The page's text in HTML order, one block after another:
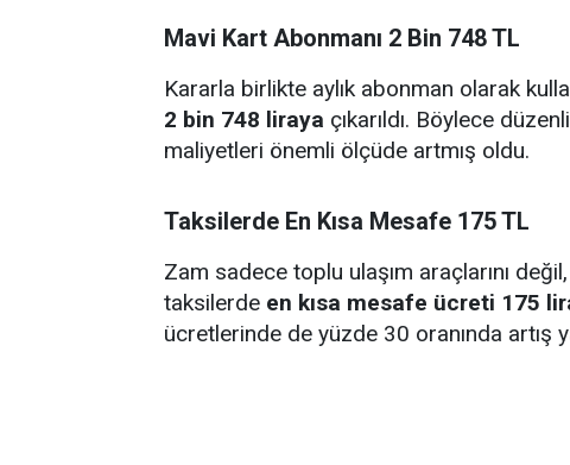
Mavi Kart Abonmanı 2 Bin 748 TL
Kararla birlikte aylık abonman olarak
2 bin 748 liraya çıkarıldı. Böylece
maliyetleri önemli ölçüde artmış oldu.
Taksilerde En Kısa Mesafe 175 TL
Zam sadece toplu ulaşım araçlarını
taksilerde en kısa mesafe ücreti 175
ücretlerinde de yüzde 30 oranında artış